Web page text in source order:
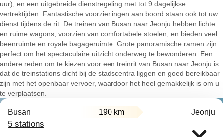
uur), en een uitgebreide dienstregeling met tot 9 dagelijkse
vertrektijden. Fantastische voorzieningen aan boord staan ook tot uw
dienst tijdens de rit. De treinen van Busan naar Jeonju hebben lichte
en ruime wagons, voorzien van comfortabele stoelen, en bieden veel
beenruimte en royale bagageruimte. Grote panoramische ramen zijn
perfect om het spectaculaire uitzicht onderweg te bewonderen. Een
andere reden om te kiezen voor een treinrit van Busan naar Jeonju is
dat de treinstations dicht bij de stadscentra liggen en goed bereikbaar
zijn met het openbaar vervoer, waardoor het heel gemakkelijk is om u
te verplaatsen.
Busan 190 km Jeonju
5 stations